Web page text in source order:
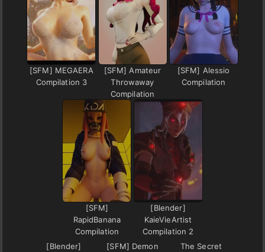
[SFM] MEGAERA
Compilation 3
[SFM] Amateur
Throwaway
Compilation
[SFM] Alessio
Compilation
[SFM]
RapidBanana
Compilation
[Blender]
KaieVieArtist
Compilation 2
[Blender]
[SFM] Demon
The Secret